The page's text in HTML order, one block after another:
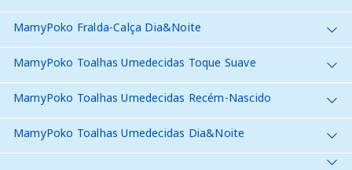
MamyPoko Fralda-Calça Dia&Noite
MamyPoko Toalhas Umedecidas Toque Suave
MamyPoko Toalhas Umedecidas Recém-Nascido
MamyPoko Toalhas Umedecidas Dia&Noite